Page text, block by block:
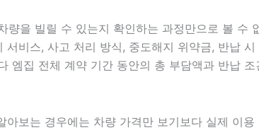
을 빌릴 수 있는지 확인하는 과정만으로 볼
서비스, 사고 처리 방식, 중도해지 위약금, 반납
엠집 전체 계약 기간 동안의 총 부담액과 반납
보는 경우에는 차량 가격만 보기보다 실제 이